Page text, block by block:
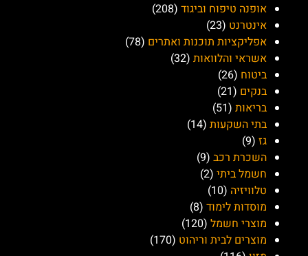
אופנה טיפוח וביגוד(208)
אינטרנט(23)
אפליקציות תוכנות ואתרים(78)
אשראי והלוואות(32)
ביטוח(26)
בנקים(21)
בריאות(51)
בתי השקעות(14)
גז(9)
השכרת רכב(9)
חשמל ביתי(2)
טלוויזיה(10)
מוסדות לימוד(8)
מוצרי חשמל(120)
מוצרים לבית וריהוט(170)